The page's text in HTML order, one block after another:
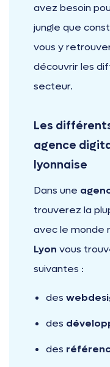
avez besoin
jungle que
vous y
découvrir les
secteur.
Les
agence
lyonnaise
Dans une
trouverez la
avec le monde
Lyon vous
suivantes :
des
des
des